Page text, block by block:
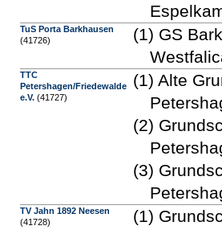
TuS Porta Barkhausen
(41726)
(1) GS
TTC
Petershagen/Friedewalde
e.V. (41727)
(1) Alte
(2)
(3)
TV Jahn 1892 Neesen
(41728)
(1)